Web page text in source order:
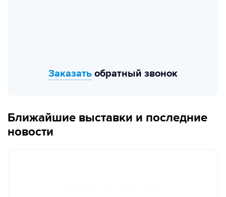
Заказать обратный звонок
Ближайшие выставки и последние
новости